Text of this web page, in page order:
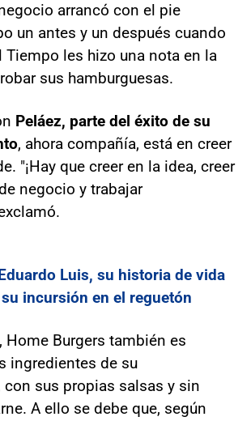
arrancó con el pie
un antes y un después cuando
Tiempo les hizo una nota en la
sus hamburguesas.
Peláez, parte del éxito de su
, ahora compañía, está en creer
"¡Hay que creer en la idea, creer
negocio y trabajar
Luis, su historia de vida
incursión en el reguetón
Home Burgers también es
ingredientes de su
con sus propias salsas y sin
A ello se debe que, según